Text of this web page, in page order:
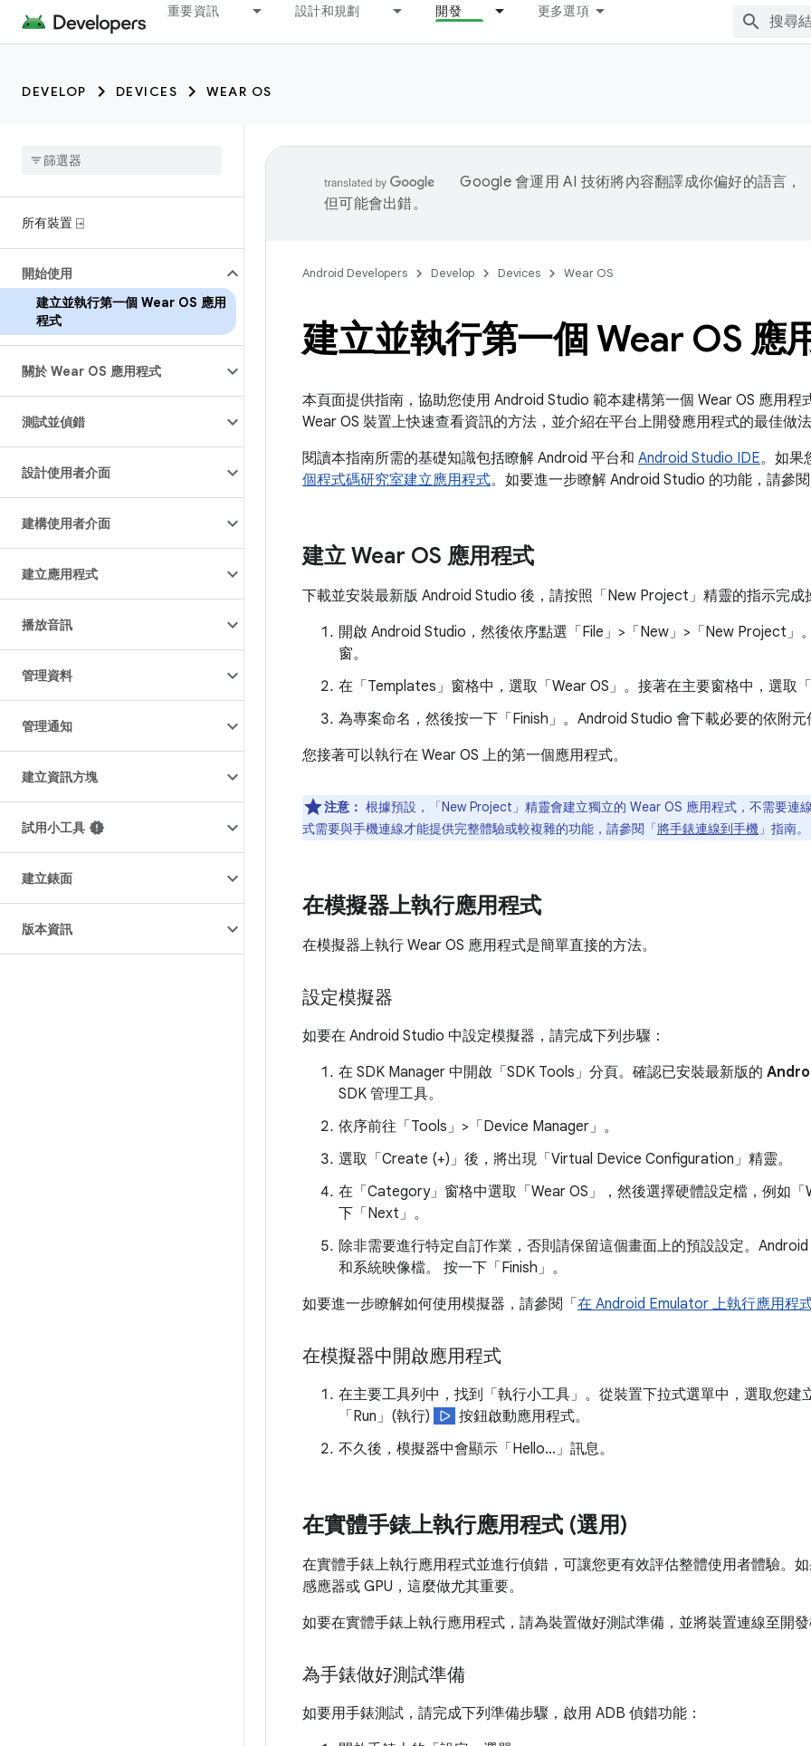
重要資訊 設計和規劃 開發 更多選項
DEVELOP DEVICES WEAR OS
所有裝置 ⍈
開始使用
建立並執行第一個 Wear OS 應用
程式
關於 Wear OS 應用程式
測試並偵錯
設計使用者介面
建構使用者介面
建立應用程式
播放音訊
管理資料
管理通知
建立資訊方塊
試用小工具
建立錶面
版本資訊
Google 會運用 AI 技術將內容翻譯成你偏好的語言，
但可能會出錯。
Android Developers Develop Devices Wear OS
建立並執行第一個 Wear OS 應
本頁面提供指南，協助您使用 Android Studio 範本建構第一個 Wear OS 應用程
Wear OS 裝置上快速查看資訊的方法，並介紹在平台上開發應用程式的最佳做
閱讀本指南所需的基礎知識包括瞭解 Android 平台和 Android Studio IDE。如果
個程式碼研究室建立應用程式。如要進一步瞭解 Android Studio 的功能，請參
建立 Wear OS 應用程式
下載並安裝最新版 Android Studio 後，請按照「New Project」 精靈的指示完成
開啟 Android Studio，然後依序點選「File」>「New」>「New Project」
窗。
在「Templates」 窗格中，選取「Wear OS」 。接著在主要窗格中，選取
為專案命名，然後按一下「Finish」 。Android Studio 會下載必要的依附
您接著可以執行在 Wear OS 上的第一個應用程式。
注意： 根據預設，「New Project」 精靈會建立獨立的 Wear OS 應用程式，不需要連
式需要與手機連線才能提供完整體驗或較複雜的功能，請參閱「將手錶連線到手機 」指南。
在模擬器上執行應用程式
在模擬器上執行 Wear OS 應用程式是簡單直接的方法。
設定模擬器
如要在 Android Studio 中設定模擬器，請完成下列步驟：
在 SDK Manager 中開啟「SDK Tools」 分頁。確認已安裝最新版的
SDK 管理工具。
依序前往「Tools」>「Device Manager」 。
選取「Create (+)」 後，將出現「Virtual Device Configuration」 精靈。
在「Category」 窗格中選取「Wear OS」
，然後選擇硬體設定檔，例如「
下「Next」 。
除非需要進行特定自訂作業，否則請保留這個畫面上的預設設定。
和系統映像檔。 按一下「Finish」 。
如要進一步瞭解如何使用模擬器，請參閱「 在 Android Emulator 上執行應用程
在模擬器中開啟應用程式
在主要工具列中，找到「執行小工具」 。從裝置下拉式選單中，選取您建
「Run」(執行)
按鈕啟動應用程式。
不久後，模擬器中會顯示「Hello...」訊息。
在實體手錶上執行應用程式 (選用)
在實體手錶上執行應用程式並進行偵錯，可讓您更有效評估整體使用者體驗。
感應器或 GPU，這麼做尤其重要。
如要在實體手錶上執行應用程式，請為裝置做好測試準備，並將裝置連線至開
為手錶做好測試準備
如要用手錶測試，請完成下列準備步驟，啟用 ADB 偵錯功能：